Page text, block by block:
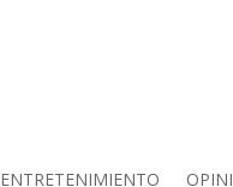
ENTRETENIMIENTO